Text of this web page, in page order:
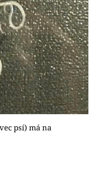
psí) má na